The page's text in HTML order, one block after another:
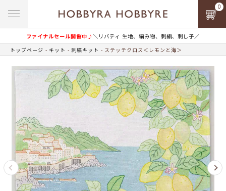
ファイナルセール開催中♪＼リバティ 生地、編み物、刺繍、刺し子／
0
トップページ キット 刺繍キット ステッチクロス＜レモンと海＞